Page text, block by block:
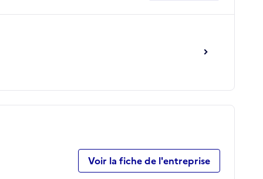
Voir la fiche de l'entreprise